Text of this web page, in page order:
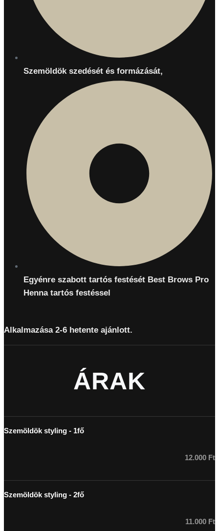
Szemöldök szedését és formázását,
Egyénre szabott tartós festését Best Brows Pro
Henna tartós festéssel
Alkalmazása 2-6 hetente ajánlott.
ÁRAK
Szemöldök styling - 1fő
12.000 Ft
Szemöldök styling - 2fő
11.000 Ft